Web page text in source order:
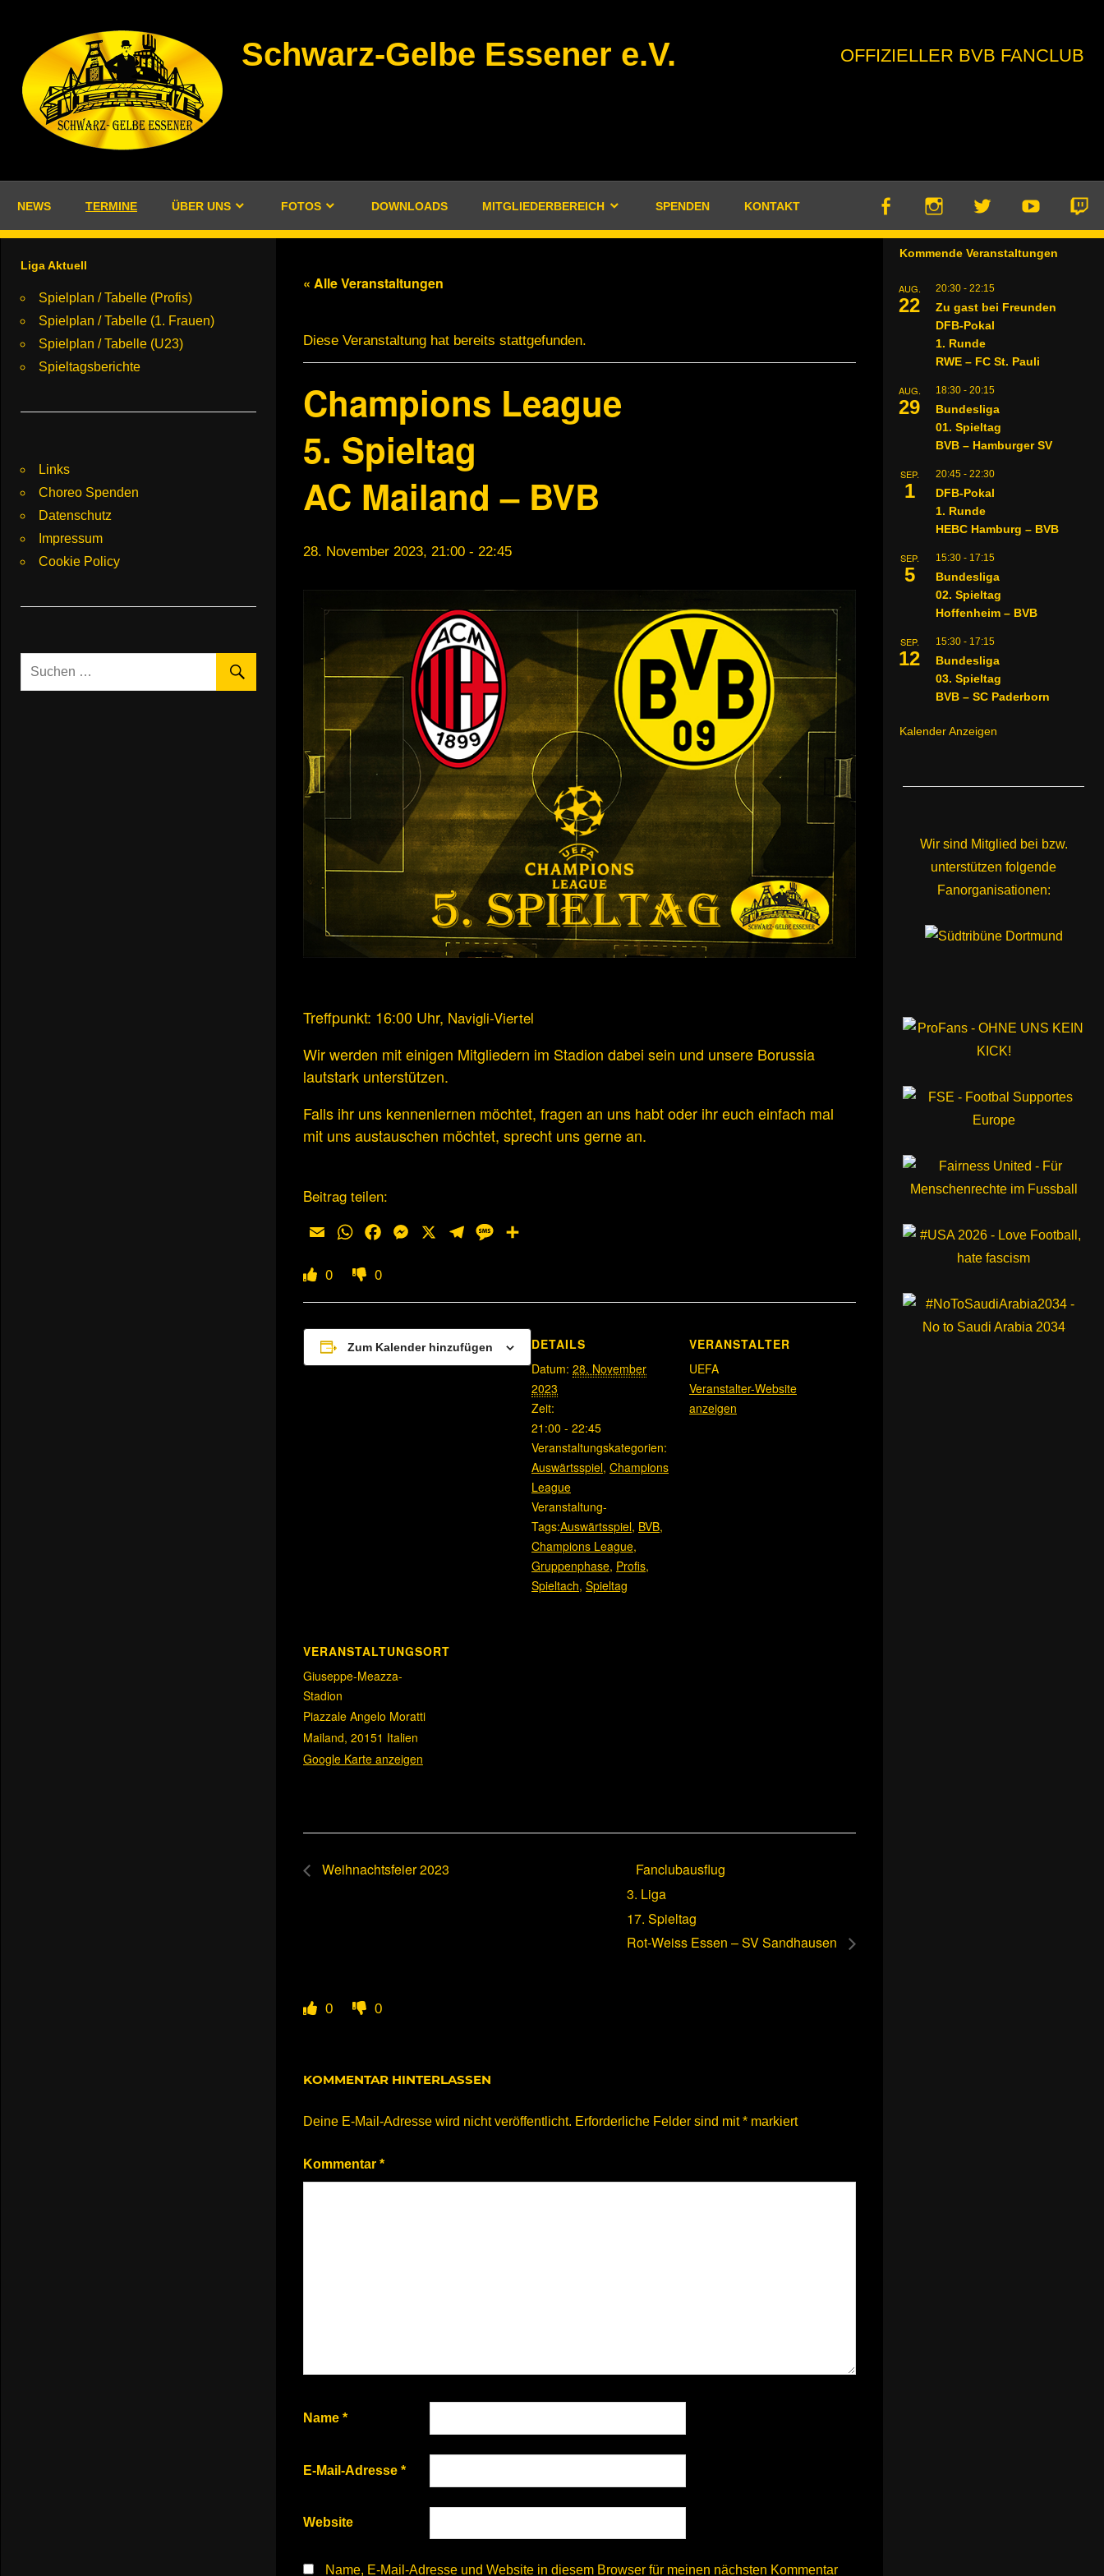
springen
Schwarz-Gelbe Essener e.V. OFFIZIELLER BVB FANCLUB
NEWS TERMINE ÜBER UNS FOTOS DOWNLOADS MITGLIEDERBEREICH SPENDEN KONTAKT
« Alle Veranstaltungen
Diese Veranstaltung hat bereits stattgefunden.
Champions League
5. Spieltag
AC Mailand – BVB
28. November 2023, 21:00 - 22:45
Treffpunkt: 16:00 Uhr, Navigli-Viertel
Wir werden mit einigen Mitgliedern im Stadion dabei sein und unsere Borussia
lautstark unterstützen.
Falls ihr uns kennenlernen möchtet, fragen an uns habt oder ihr euch einfach mal
mit uns austauschen möchtet, sprecht uns gerne an.
Beitrag teilen:
Email WhatsAppFacebookMessengerTelegramMessage
0 0
Zum Kalender hinzufügen
DETAILS
Datum: 28. November
2023
Zeit:
21:00 - 22:45
Veranstaltungskategorien:
Auswärtsspiel, Champions
League
Veranstaltung-
Tags:Auswärtsspiel, BVB,
Champions League,
Gruppenphase, Profis,
Spieltach, Spieltag
VERANSTALTER
UEFA
Veranstalter-Website
anzeigen
VERANSTALTUNGSORT
Giuseppe-Meazza-
Stadion
Piazzale Angelo Moratti
Mailand, 20151 Italien
Google Karte anzeigen
Weihnachtsfeier 2023
Fanclubausflug
3. Liga
17. Spieltag
Rot-Weiss Essen – SV Sandhausen
0 0
KOMMENTAR HINTERLASSEN
Deine E-Mail-Adresse wird nicht veröffentlicht. Erforderliche Felder sind mit* markiert
Kommentar *
Name *
E-Mail-Adresse *
Website
Name, E-Mail-Adresse und Website in diesem Browser für meinen nächsten Kommentar
Liga Aktuell
Spielplan / Tabelle (Profis)
Spielplan / Tabelle (1. Frauen)
Spielplan / Tabelle (U23)
Spieltagsberichte
Links
Choreo Spenden
Datenschutz
Impressum
Cookie Policy
Kommende Veranstaltungen
AUG.
22
20:30 -22:15
Zu gast bei Freunden
DFB-Pokal
1. Runde
RWE – FC St. Pauli
AUG.
29
18:30 -20:15
Bundesliga
01. Spieltag
BVB – Hamburger SV
SEP.
1
20:45 -22:30
DFB-Pokal
1. Runde
HEBC Hamburg – BVB
SEP.
5
15:30 - 17:15
Bundesliga
02. Spieltag
Hoffenheim – BVB
SEP.
12
15:30 - 17:15
Bundesliga
03. Spieltag
BVB – SC Paderborn
Kalender Anzeigen
Wir sind Mitglied bei bzw.
unterstützen folgende
Fanorganisationen: